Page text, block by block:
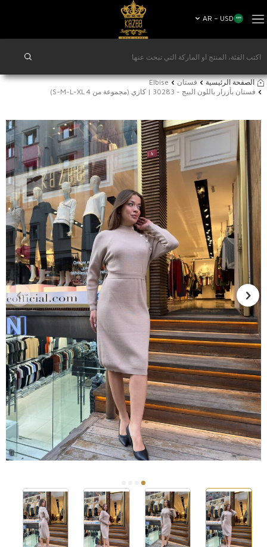
AR − USD
الصفحة الرئيسية فستان
Elbise
فستان بأزرار باللون البيج - 30283 | كازي (مجموعة من 4 S-M-L-XL)